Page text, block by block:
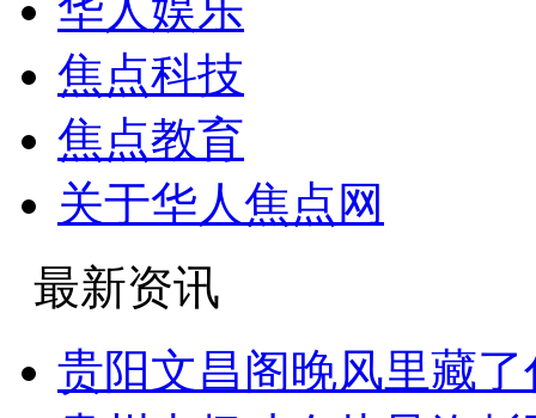
焦点科技
焦点教育
关于华人焦点网
最新资讯
贵阳文昌阁晚风里藏